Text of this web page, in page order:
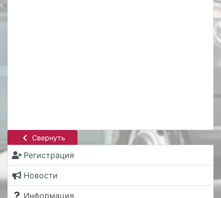
Свернуть
Регистрация
Новости
Информация